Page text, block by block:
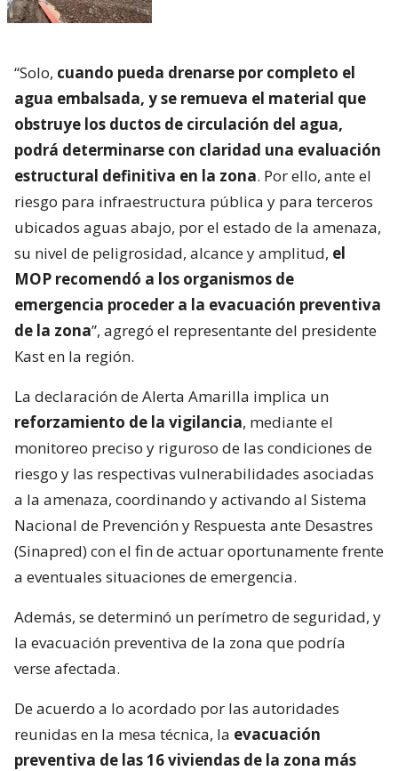
“Solo, cuando pueda drenarse por completo el
agua embalsada, y se remueva el material que
obstruye los ductos de circulación del agua,
podrá determinarse con claridad una evaluación
estructural definitiva en la zona. Por ello, ante el
riesgo para infraestructura pública y para terceros
ubicados aguas abajo, por el estado de la amenaza,
su nivel de peligrosidad, alcance y amplitud, el
MOP recomendó a los organismos de
emergencia proceder a la evacuación preventiva
de la zona”, agregó el representante del presidente
Kast en la región.
La declaración de Alerta Amarilla implica un
reforzamiento de la vigilancia, mediante el
monitoreo preciso y riguroso de las condiciones de
riesgo y las respectivas vulnerabilidades asociadas
a la amenaza, coordinando y activando al Sistema
Nacional de Prevención y Respuesta ante Desastres
(Sinapred) con el fin de actuar oportunamente frente
a eventuales situaciones de emergencia.
Además, se determinó un perímetro de seguridad, y
la evacuación preventiva de la zona que podría
verse afectada.
De acuerdo a lo acordado por las autoridades
reunidas en la mesa técnica, la evacuación
preventiva de las 16 viviendas de la zona más